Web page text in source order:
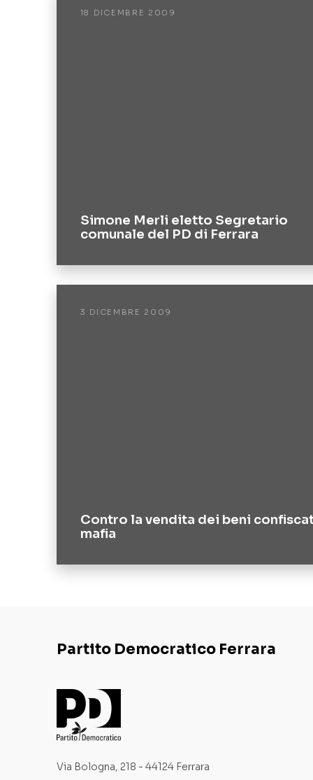
18 DICEMBRE 2009
Simone Merli eletto Segretario
comunale del PD di Ferrara
3 DICEMBRE 2009
Contro la vendita dei beni
mafia
Partito Democratico Ferrara
Via Bologna, 218 - 44124 Ferrara